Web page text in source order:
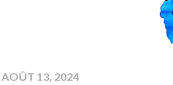
AOÛT 13, 2024